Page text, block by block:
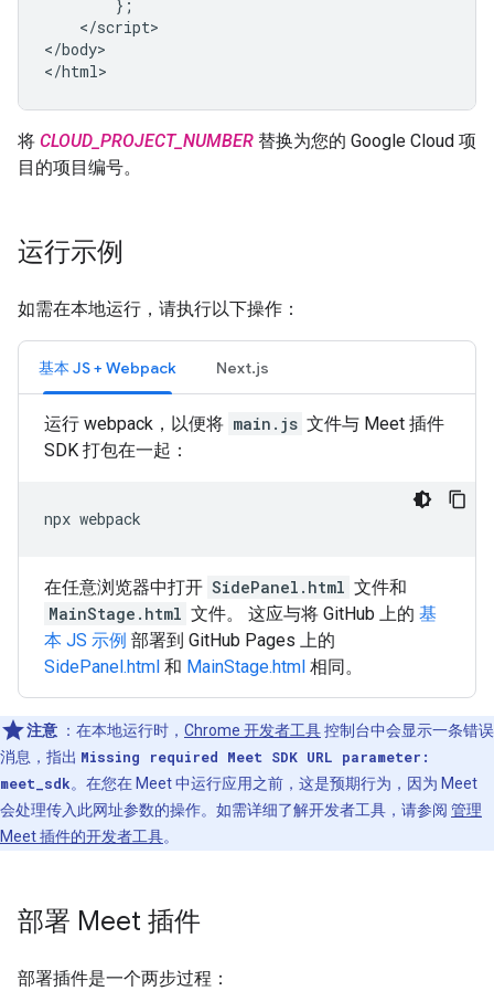
        };
    </script>
</body>
将 CLOUD_PROJECT_NUMBER 替换为您的 Google Cloud 项
目的项目编号。
运行示例
如需在本地运行，请执行以下操作：
基本 JS + Webpack Next.js
运行 webpack，以便将 main.js 文件与 Meet 插件
SDK 打包在一起：
npx
在任意浏览器中打开 SidePanel.html 文件和
MainStage.html 文件。 这应与将 GitHub 上的 基
本 JS 示例 部署到 GitHub Pages 上的
SidePanel.html 和 MainStage.html 相同。
注意 ：在本地运行时， Chrome 开发者工具控制台中会显示一条错误
消息，指出 Missing required Meet SDK URL parameter:
meet_sdk。在您在 Meet 中运行应用之前，这是预期行为，因为 Meet
会处理传入此网址参数的操作。如需详细了解开发者工具，请参阅 管理
Meet 插件的开发者工具。
部署 Meet 插件
部署插件是一个两步过程：